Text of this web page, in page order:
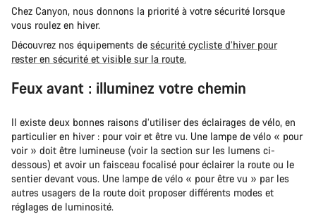
Chez Canyon, nous donnons la priorité à votre sécurité lorsque
vous roulez en hiver.
Découvrez nos équipements de sécurité cycliste d’hiver pour
rester en sécurité et visible sur la route.
Feux avant : illuminez votre chemin
Il existe deux bonnes raisons d’utiliser des éclairages de vélo, en
particulier en hiver : pour voir et être vu. Une lampe de vélo « pour
voir » doit être lumineuse (voir la section sur les lumens ci-
dessous) et avoir un faisceau focalisé pour éclairer la route ou le
sentier devant vous. Une lampe de vélo « pour être vu » par les
autres usagers de la route doit proposer différents modes et
réglages de luminosité.